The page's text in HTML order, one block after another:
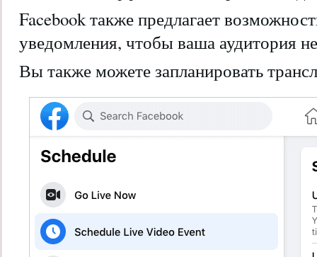
Facebook также предлагает
уведомления, чтобы ваша аудитория
Вы также можете запланировать